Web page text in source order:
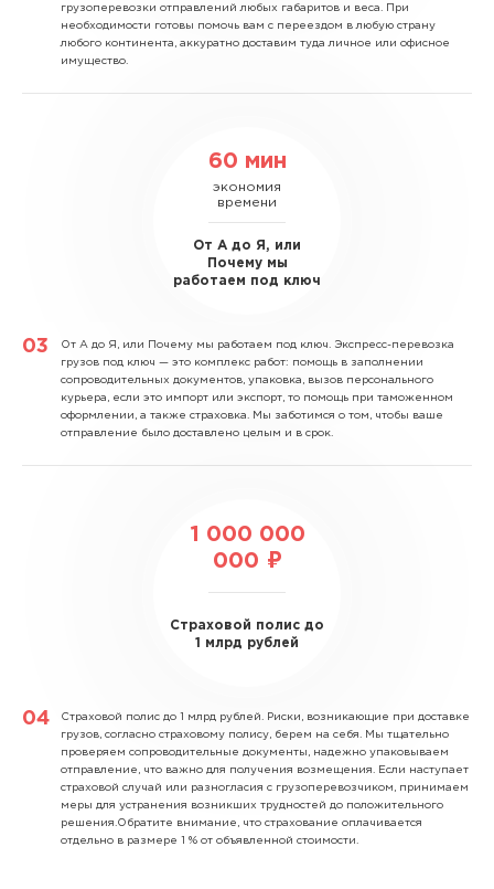
грузоперевозки отправлений любых габаритов и веса. При
необходимости готовы помочь вам с переездом в любую страну
любого континента, аккуратно доставим туда личное или офисное
имущество.
60 мин
экономия
времени
От А до Я, или
Почему мы
работаем под ключ
От А до Я, или Почему мы работаем под ключ. Экспресс-перевозка
грузов под ключ — это комплекс работ: помощь в заполнении
сопроводительных документов, упаковка, вызов персонального
курьера, если это импорт или экспорт, то помощь при таможенном
оформлении, а также страховка. Мы заботимся о том, чтобы ваше
отправление было доставлено целым и в срок.
1 000 000
000 ₽
Страховой полис до
1 млрд рублей
Страховой полис до 1 млрд рублей. Риски, возникающие при доставке
грузов, согласно страховому полису, берем на себя. Мы тщательно
проверяем сопроводительные документы, надежно упаковываем
отправление, что важно для получения возмещения. Если наступает
страховой случай или разногласия с грузоперевозчиком, принимаем
меры для устранения возникших трудностей до положительного
решения.Обратите внимание, что страхование оплачивается
отдельно в размере 1 % от объявленной стоимости.